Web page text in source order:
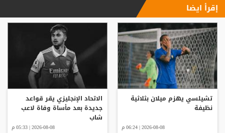
إقرأ ايضا
تشيلسي يهزم ميلان بثلاثية
نظيفة
2026-08-08 | 06:24 م
الاتحاد الإنجليزي يقر قواعد
جديدة بعد مأساة وفاة لاعب
شاب
2026-08-08 | 05:33 م